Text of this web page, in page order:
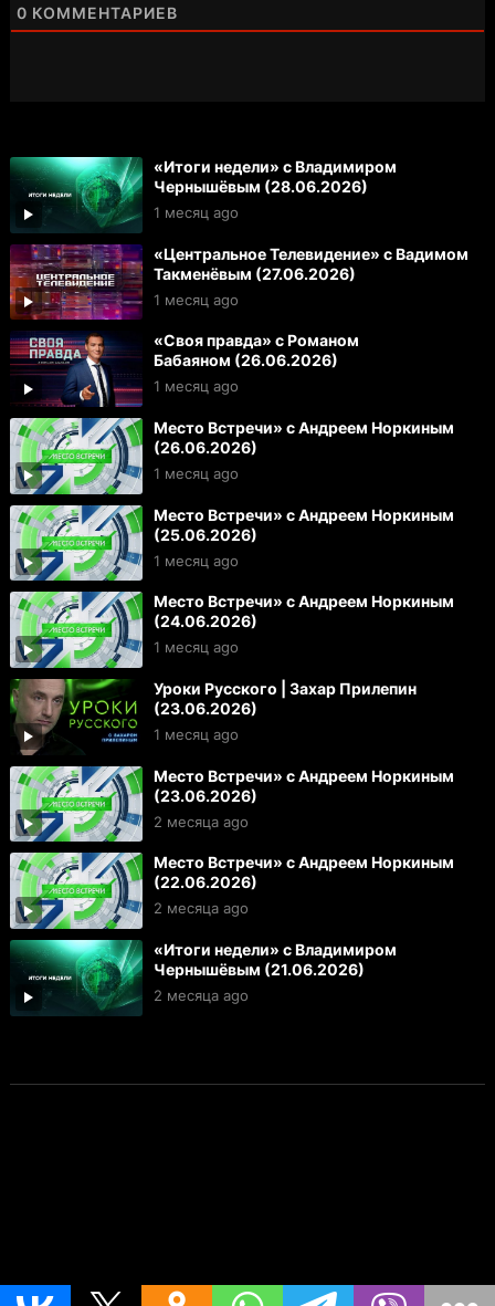
0 КОММЕНТАРИЕВ
«Итоги недели» с Владимиром
Чернышёвым (28.06.2026)
1 месяц ago
«Центральное Телевидение» с Вадимом
Такменёвым (27.06.2026)
1 месяц ago
«Своя правда» с Романом
Бабаяном (26.06.2026)
1 месяц ago
Место Встречи» с Андреем Норкиным
(26.06.2026)
1 месяц ago
Место Встречи» с Андреем Норкиным
(25.06.2026)
1 месяц ago
Место Встречи» с Андреем Норкиным
(24.06.2026)
1 месяц ago
Уроки Русского | Захар Прилепин
(23.06.2026)
1 месяц ago
Место Встречи» с Андреем Норкиным
(23.06.2026)
2 месяца ago
Место Встречи» с Андреем Норкиным
(22.06.2026)
2 месяца ago
«Итоги недели» с Владимиром
Чернышёвым (21.06.2026)
2 месяца ago